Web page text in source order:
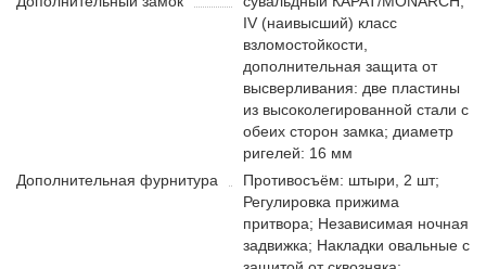
IV (наивысший) класс
взломостойкости,
дополнительная защита от
высверливания: две пластины
из высоколегированной стали с
обеих сторон замка; диаметр
ригелей: 16 мм
Дополнительная фурнитура
Противосъём: штыри, 2 шт;
Регулировка прижима
притвора; Независимая ночная
задвижка; Накладки овальные с